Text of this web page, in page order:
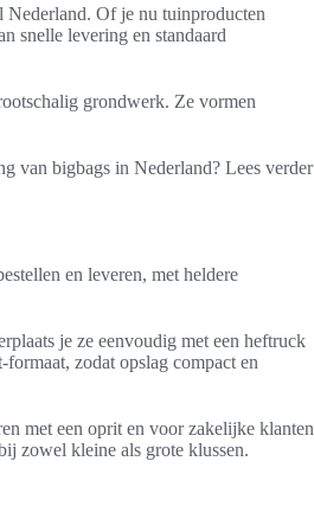
Nederland. Of je nu tuinproducten
snelle levering en standaard
grondwerk. Ze vormen
van bigbags in Nederland? Lees verder
en leveren, met heldere
je ze eenvoudig met een heftruck
zodat opslag compact en
met een oprit en voor zakelijke klanten
zowel kleine als grote klussen.